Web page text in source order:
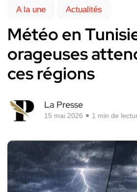
A la une Actualités
Météo en
orageuses
ces régions
La Presse
15 mai 2026 1 min de